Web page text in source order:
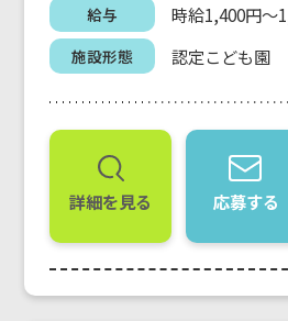
給与 時給1,400円～
施設形態 認定こども園
詳細を見る 応募する